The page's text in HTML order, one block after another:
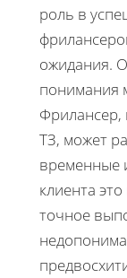
роль в
ожидания.
понимания
Фрилансер,
ТЗ, может
временные
клиента
точное